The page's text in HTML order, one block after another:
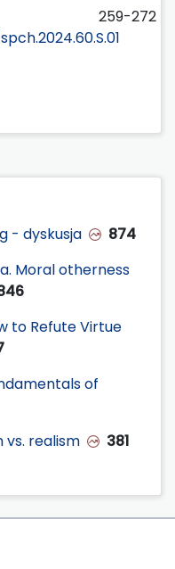
259-272
- dyskusja
874
Moral otherness
to Refute Virtue
of
vs. realism
381